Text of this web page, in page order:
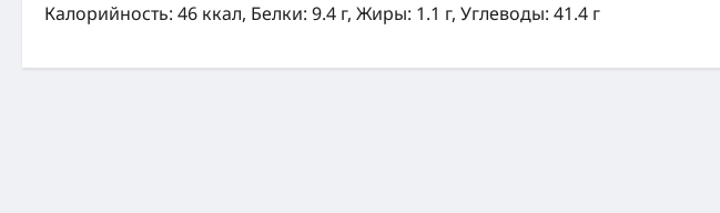
Калорийность: 46 ккал, Белки: 9.4 г, Жиры: 1.1 г, Углеводы: 41.4 г